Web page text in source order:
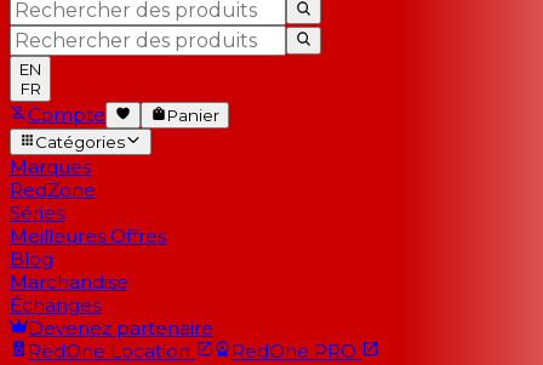
EN
FR
Compte
Panier
Catégories
Marques
RedZone
Séries
Meilleures Offres
Blog
Marchandise
Échanges
Devenez partenaire
RedOne Location RedOne PRO